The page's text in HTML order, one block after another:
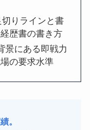
りラインと書
歴書の書き方
景にある即戦力
の要求水準
。